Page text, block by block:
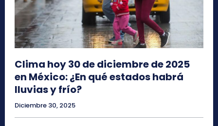
Clima hoy 30 de diciembre de 2025
en México: ¿En qué estados habrá
lluvias y frío?
Diciembre 30, 2025